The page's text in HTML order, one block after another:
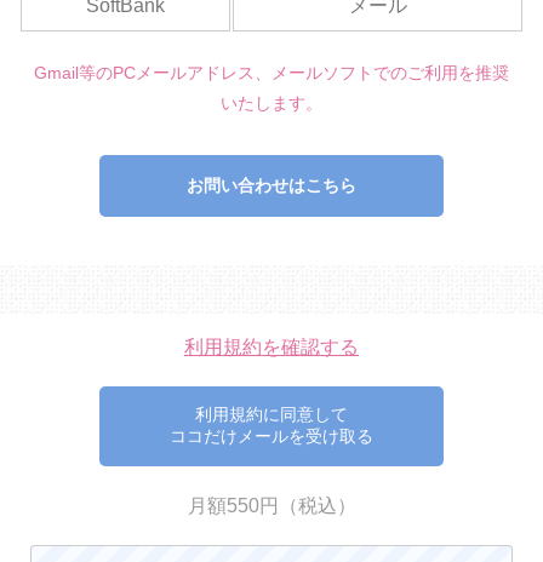
SoftBank メール
Gmail等のPCメールアドレス、メールソフトでのご利用を推奨
いたします。
お問い合わせはこちら
利用規約を確認する
利用規約に同意して
ココだけメールを受け取る
月額550円（税込）